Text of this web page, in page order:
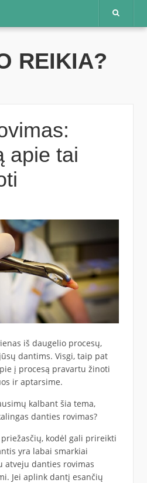
REIKIA?
apie tai
iš daugelio procesų,
dantims. Visgi, taip pat
į procesą pravartu žinoti
ir aptarsime.
kalbant šia tema,
danties rovimas?
kodėl gali prireikti
yra labai smarkiai
atveju danties rovimas
Jei aplink dantį esančių